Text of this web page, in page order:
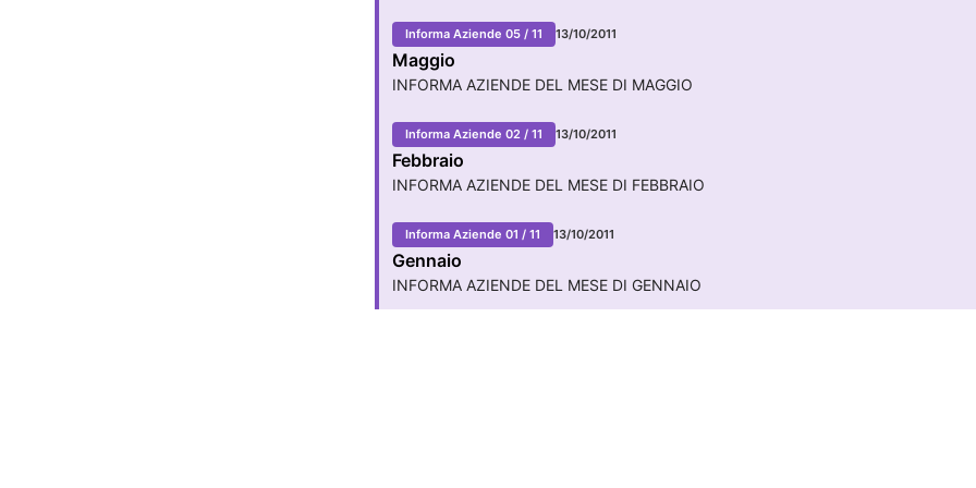
Informa Aziende 05 / 11 13/10/2011
Maggio
INFORMA AZIENDE DEL MESE DI MAGGIO
Informa Aziende 02 / 11 13/10/2011
Febbraio
INFORMA AZIENDE DEL MESE DI FEBBRAIO
Informa Aziende 01 / 11 13/10/2011
Gennaio
INFORMA AZIENDE DEL MESE DI GENNAIO